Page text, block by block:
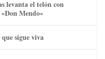
levanta el telón con
Mendo»
sigue viva